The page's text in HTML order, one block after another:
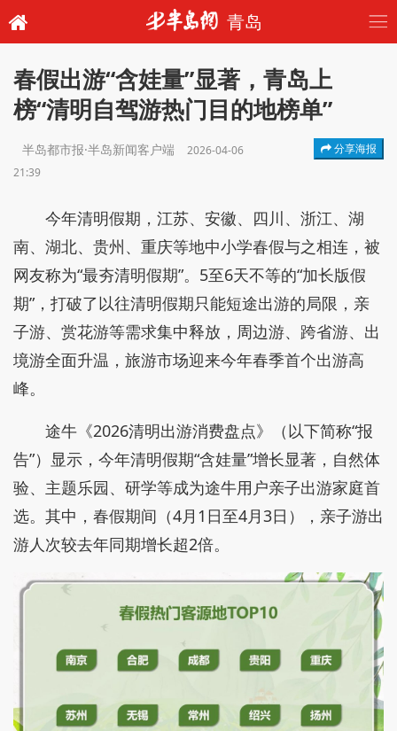
青岛
春假出游“含娃量”显著，青岛上
榜“清明自驾游热门目的地榜单”
半岛都市报·半岛新闻客户端
2026-04-06
21:39
分享海报
今年清明假期，江苏、安徽、四川、浙江、湖
南、湖北、贵州、重庆等地中小学春假与之相连，被
网友称为“最夯清明假期”。5至6天不等的“加长版假
期”，打破了以往清明假期只能短途出游的局限，亲
子游、赏花游等需求集中释放，周边游、跨省游、出
境游全面升温，旅游市场迎来今年春季首个出游高
峰。
途牛《2026清明出游消费盘点》（以下简称“报
告”）显示，今年清明假期“含娃量”增长显著，自然体
验、主题乐园、研学等成为途牛用户亲子出游家庭首
选。其中，春假期间（4月1日至4月3日），亲子游出
游人次较去年同期增长超2倍。